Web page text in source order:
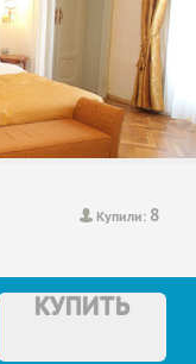
Купили: 8
КУПИТЬ